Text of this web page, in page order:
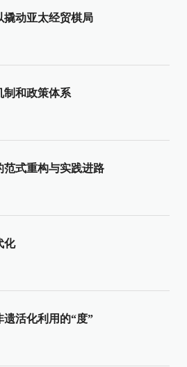
撬动亚太经贸棋局
制和政策体系
范式重构与实践进路
化
活化利用的“度”